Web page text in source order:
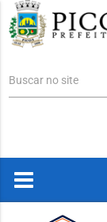
Buscar no site